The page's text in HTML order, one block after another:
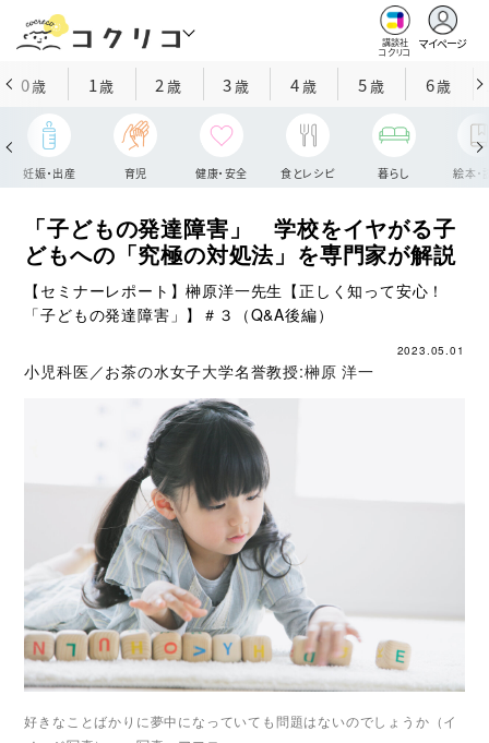
講談社
コクリコ
マイページ
0歳 1歳 2 歳 3歳 4歳 5歳 6歳
妊娠・出産 育児 健康・安全 食とレシピ 暮らし 絵本・
「子どもの発達障害」 学校をイヤがる子
どもへの「究極の対処法」を専門家が解説
【セミナーレポート】榊原洋一先生【正しく知って安心！
「子どもの発達障害」】＃３（Q&A後編）
2023.05.01
小児科医／お茶の水女子大学名誉教授:榊原 洋一
好きなことばかりに夢中になっていても問題はないのでしょうか（イ